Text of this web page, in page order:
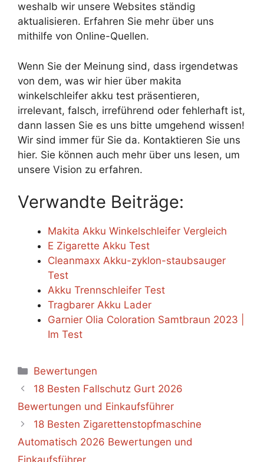
weshalb wir unsere Websites ständig
aktualisieren. Erfahren Sie mehr über uns
mithilfe von Online-Quellen.
Wenn Sie der Meinung sind, dass irgendetwas
von dem, was wir hier über makita
winkelschleifer akku test präsentieren,
irrelevant, falsch, irreführend oder fehlerhaft ist,
dann lassen Sie es uns bitte umgehend wissen!
Wir sind immer für Sie da. Kontaktieren Sie uns
hier. Sie können auch mehr über uns lesen, um
unsere Vision zu erfahren.
Verwandte Beiträge:
Makita Akku Winkelschleifer Vergleich
E Zigarette Akku Test
Cleanmaxx Akku-zyklon-staubsauger
Test
Akku Trennschleifer Test
Tragbarer Akku Lader
Garnier Olia Coloration Samtbraun 2023 |
Im Test
Categories
Bewertungen
18 Besten Fallschutz Gurt 2026
Bewertungen und Einkaufsführer
18 Besten Zigarettenstopfmaschine
Automatisch 2026 Bewertungen und